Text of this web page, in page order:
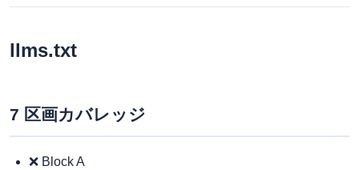
llms.txt
7 区画カバレッジ
❌ Block A